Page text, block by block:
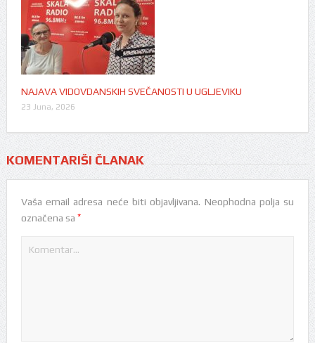
NAJAVA VIDOVDANSKIH SVEČANOSTI U UGLJEVIKU
23 Juna, 2026
KOMENTARIŠI ČLANAK
Vaša email adresa neće biti objavljivana. Neophodna polja su
označena sa *